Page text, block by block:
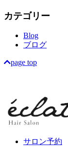
カテゴリー
Blog
ブログ
page top
サロン予約